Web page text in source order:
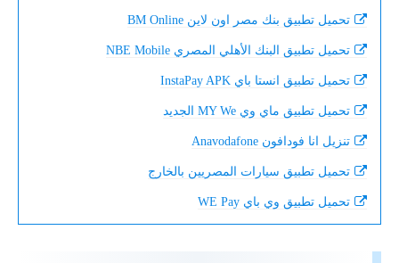
تحميل تطبيق بنك مصر اون لاين BM Online
تحميل تطبيق البنك الأهلي المصري NBE Mobile
تحميل تطبيق انستا باي InstaPay APK
تحميل تطبيق ماي وي MY We الجديد
تنزيل انا فودافون Anavodafone
تحميل تطبيق سيارات المصريين بالخارج
تحميل تطبيق وي باي WE Pay